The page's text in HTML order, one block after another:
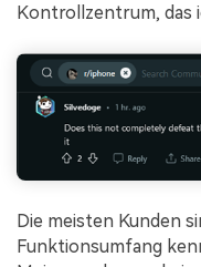
Kontrollzentrum, das
Die meisten Kunden
Funktionsumfang